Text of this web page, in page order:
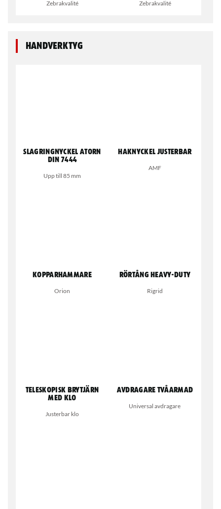
Zebrakvalité Zebrakvalité
Handverktyg
Slagringnyckel atorn
DIN 7444
Upp till 85 mm
Haknyckel Justerbar
AMF
Kopparhammare
Orion
Rörtång Heavy-Duty
Rigrid
Teleskopisk brytjärn
med klo
Justerbar klo
Avdragare tvåarmad
Universal avdragare